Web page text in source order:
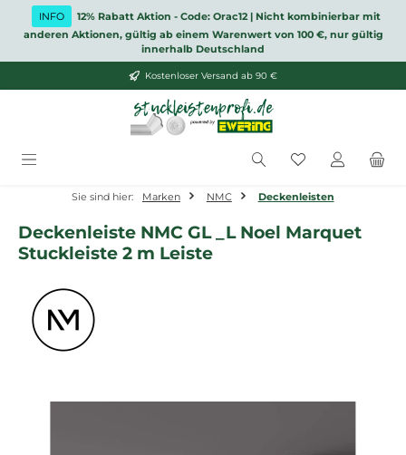
Zum Hauptinhalt springen
INFO
12% Rabatt Aktion - Code: Orac12 | Nicht kombinierbar mit
anderen Aktionen, gültig ab einem Warenwert von 100 €, nur gültig
innerhalb Deutschland
Kostenloser Versand ab 90 €
Du hast 0
Sie sind hier: Marken NMC Deckenleisten
Deckenleiste NMC GL _L Noel Marquet
Stuckleiste 2 m Leiste